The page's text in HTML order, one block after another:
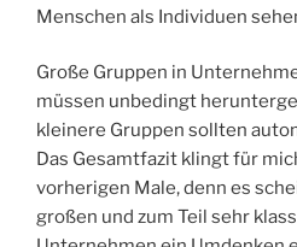
Menschen als Individuen
Große Gruppen in
müssen unbedingt
kleinere Gruppen sollten
Das Gesamtfazit klingt für
vorherigen Male, denn es
großen und zum Teil sehr